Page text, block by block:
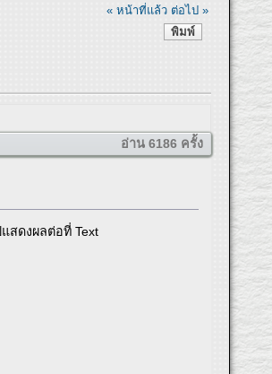
« หน้าที่แล้ว ต่อไป »
พิมพ์
อ่าน 6186 ครั้ง
สดงผลต่อที่ Text